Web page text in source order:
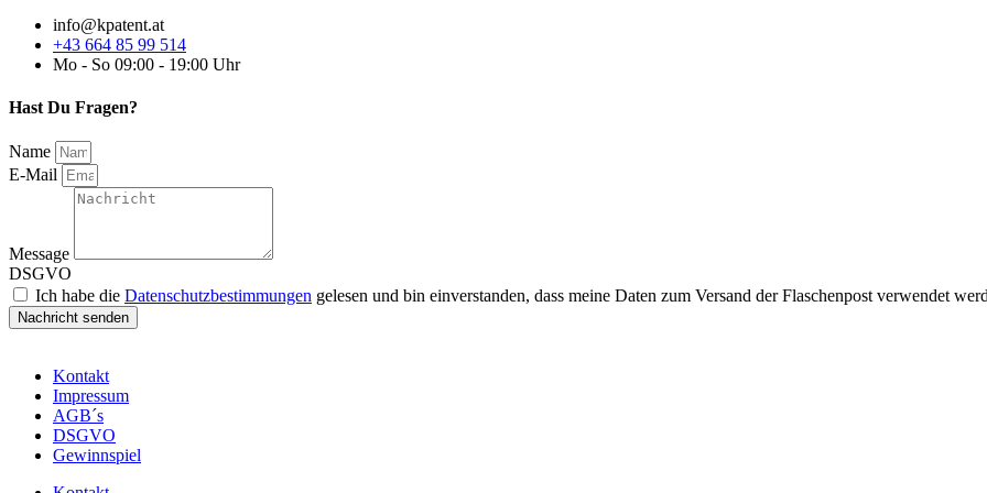
info@kpatent.at
+43 664 85 99 514
Mo - So 09:00 - 19:00 Uhr
Hast Du Fragen?
Name
E-Mail
Message
DSGVO
Ich habe die Datenschutzbestimmungen gelesen und bin einverstanden, dass meine Daten zum Versand der Flaschenpost verwendet
Nachricht senden
Kontakt
Impressum
AGB´s
DSGVO
Gewinnspiel